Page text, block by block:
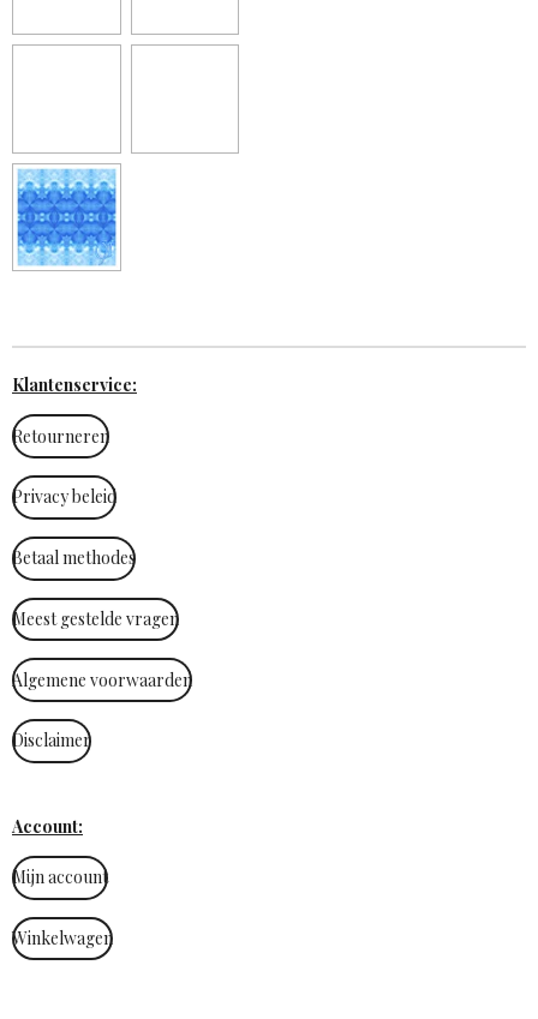
Klantenservice:
Retourneren
Privacy beleid
Betaal methodes
Meest gestelde vragen
Algemene voorwaarden
Disclaimer
Account:
Mijn account
Winkelwagen